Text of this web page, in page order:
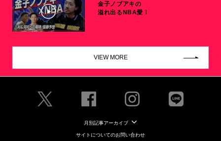
金子ノブアキの
溢れ出るNBA愛！
VIEW MORE
月別記事アーカイブ
サイトについてのお問い合わせ